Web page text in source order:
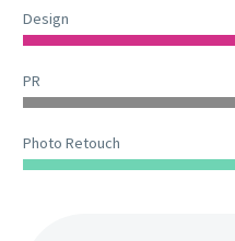
Design
PR
Photo Retouch